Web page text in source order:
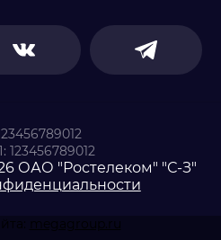
ОАО "Ростелеком" "С-З"
megagroup.ru